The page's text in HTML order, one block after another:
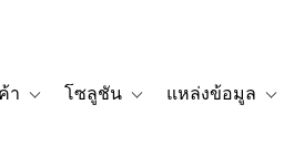
ผลิตภัณฑ์
า
Toggle sub-navigation for เรื่องราวของ
โซลูชัน
Toggle sub-navigation
แหล่งข้อมูล